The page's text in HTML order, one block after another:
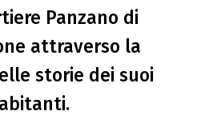
Panzano di
attraverso la
storie dei suoi
abitanti.